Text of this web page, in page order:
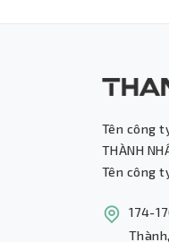
Tên công
THÀNH
Tên công
174-